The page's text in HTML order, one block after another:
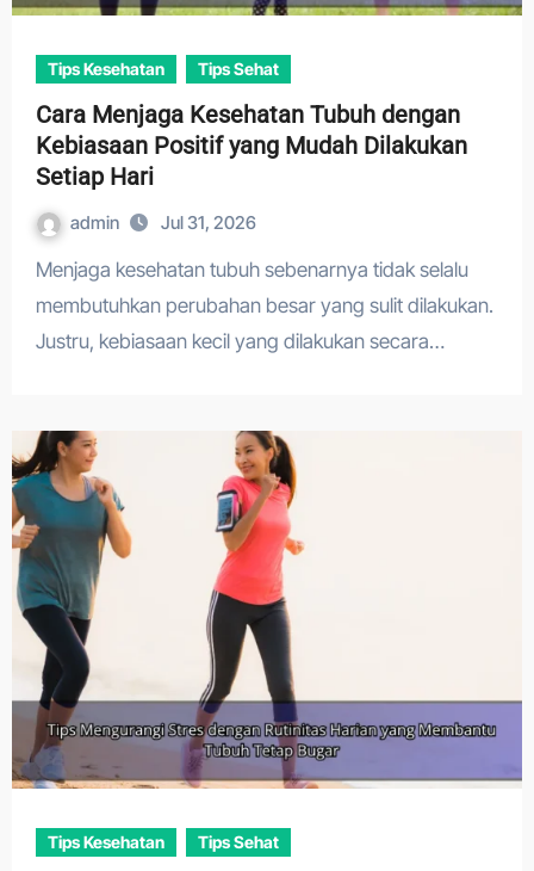
Tips Kesehatan Tips Sehat
Cara Menjaga Kesehatan Tubuh dengan
Kebiasaan Positif yang Mudah Dilakukan
Setiap Hari
admin Jul 31, 2026
Menjaga kesehatan tubuh sebenarnya tidak selalu
membutuhkan perubahan besar yang sulit dilakukan.
Justru, kebiasaan kecil yang dilakukan secara…
Tips Kesehatan Tips Sehat